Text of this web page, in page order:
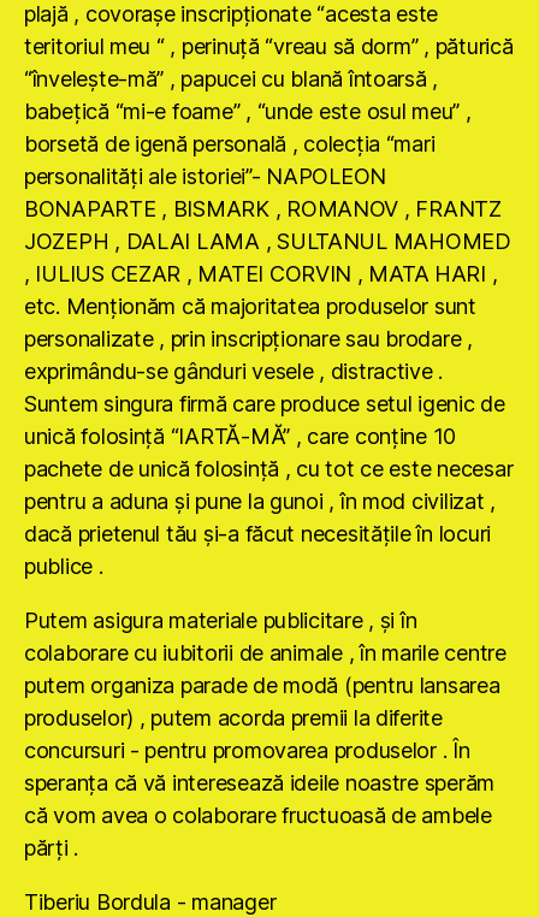
plajă , covoraşe inscripţionate “acesta este
teritoriul meu “ , perinuţă “vreau să dorm” , păturică
“înveleşte-mă” , papucei cu blană întoarsă ,
babeţică “mi-e foame” , “unde este osul meu” ,
borsetă de igenă personală , colecţia “mari
personalităţi ale istoriei”- NAPOLEON
BONAPARTE , BISMARK , ROMANOV , FRANTZ
JOZEPH , DALAI LAMA , SULTANUL MAHOMED
, IULIUS CEZAR , MATEI CORVIN , MATA HARI ,
etc. Menţionăm că majoritatea produselor sunt
personalizate , prin inscripţionare sau brodare ,
exprimându-se gânduri vesele , distractive .
Suntem singura firmă care produce setul igenic de
unică folosinţă “IARTĂ-MĂ” , care conţine 10
pachete de unică folosinţă , cu tot ce este necesar
pentru a aduna şi pune la gunoi , în mod civilizat ,
dacă prietenul tău şi-a făcut necesităţile în locuri
publice .
Putem asigura materiale publicitare , şi în
colaborare cu iubitorii de animale , în marile centre
putem organiza parade de modă (pentru lansarea
produselor) , putem acorda premii la diferite
concursuri - pentru promovarea produselor . În
speranţa că vă interesează ideile noastre sperăm
că vom avea o colaborare fructuoasă de ambele
părţi .
Tiberiu Bordula - manager